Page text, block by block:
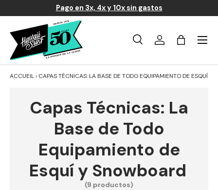
Ir al contenido
Pago en 3x, 4x y 10x sin gastos
Buscar
BúsquedaIniciar sesión
Carrito
Menú
ACCUEIL› CAPAS TÉCNICAS: LA BASE DE TODO EQUIPAMIENTO DE ESQUÍ Y
Capas Técnicas: La
Base de Todo
Equipamiento de
Esquí y Snowboard
(9 productos)